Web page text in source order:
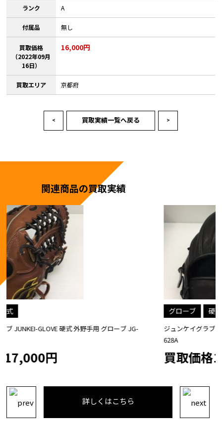
ランク A
付属品 無し
買取価格
（2022年09月
16日）
16,000円
買取エリア 京都府
< 買取実績一覧へ戻る >
関連商品の買取実績
ジュンケイグラブ JUNKEI-GLOVE 硬式 内野手用 グローブ JG-
買取価格14,500円
詳しくはこちら